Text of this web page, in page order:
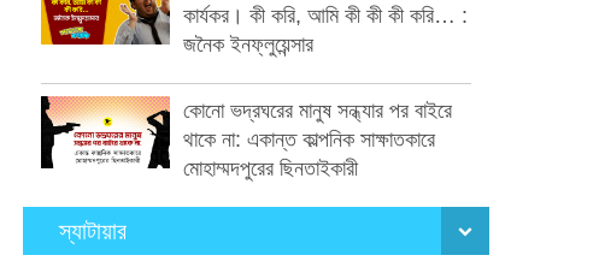
কার্যকর। কী করি, আমি কী কী কী করি… :
জনৈক ইনফ্লুয়েন্সার
কোনো ভদ্রঘরের মানুষ সন্ধ্যার পর বাইরে
থাকে না: একান্ত কাল্পনিক সাক্ষাতকারে
মোহাম্মদপুরের ছিনতাইকারী
স্যাটায়ার